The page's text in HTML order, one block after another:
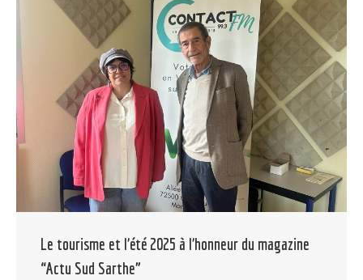
Le tourisme et l’été 2025 à l’honneur du magazine
“Actu Sud Sarthe”